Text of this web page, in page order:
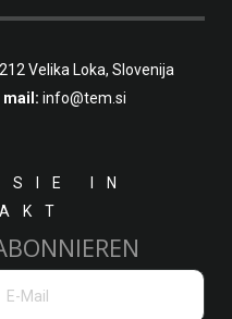
Velika Loka, Slovenija
mail: info@tem.si
SIE IN